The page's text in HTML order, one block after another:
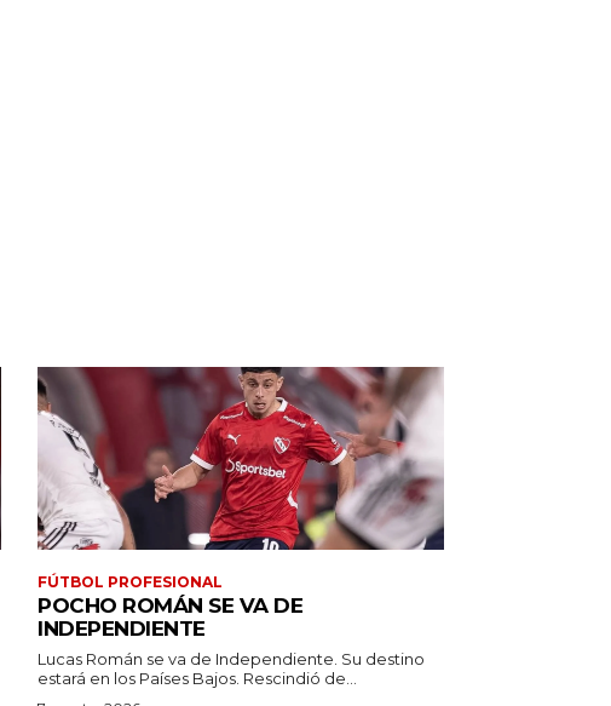
FÚTBOL PROFESIONAL
POCHO ROMÁN SE VA DE
INDEPENDIENTE
Lucas Román se va de Independiente. Su destino
estará en los Países Bajos. Rescindió de...